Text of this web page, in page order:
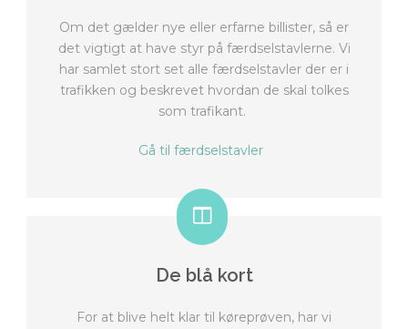
Om det gælder nye eller erfarne billister, så er
det vigtigt at have styr på færdselstavlerne. Vi
har samlet stort set alle færdselstavler der er i
trafikken og beskrevet hvordan de skal tolkes
som trafikant.
Gå til færdselstavler
De blå kort
For at blive helt klar til køreprøven, har vi